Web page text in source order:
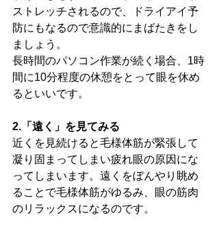
ストレッチされるので、ドライアイ予
防にもなるので意識的にまばたきをし
ましょう。
長時間のパソコン作業が続く場合、1時
間に10分程度の休憩をとって眼を休め
るといいです。
2.「遠く」を見てみる
近くを見続けると毛様体筋が緊張して
凝り固まってしまい疲れ眼の原因にな
ってしまいます。遠くをぼんやり眺め
ることで毛様体筋がゆるみ、眼の筋肉
のリラックスになるのです。